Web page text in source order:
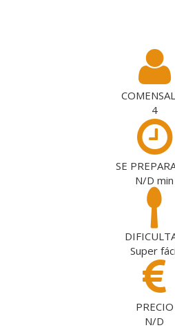
4
SE
N/D min
Super
PRECIO
N/D